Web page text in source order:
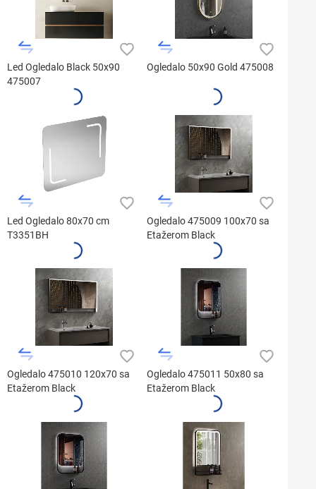
Led Ogledalo Black 50x90
475007
Ogledalo 50x90 Gold 475008
Led Ogledalo 80x70 cm
T3351BH
Ogledalo 475009 100x70 sa
Etažerom Black
Ogledalo 475010 120x70 sa
Etažerom Black
Ogledalo 475011 50x80 sa
Etažerom Black